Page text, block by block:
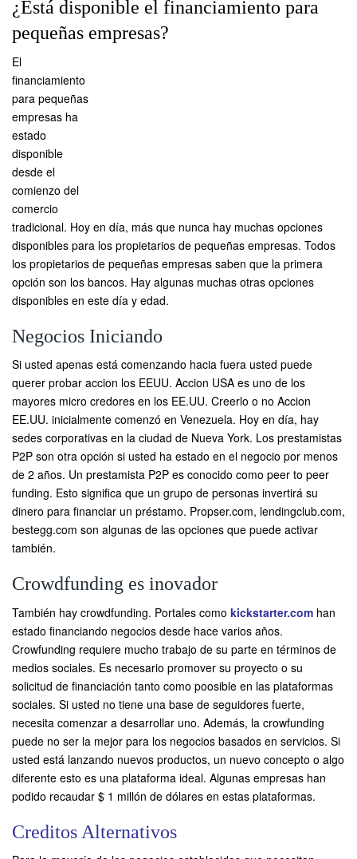
¿Está disponible el financiamiento para
pequeñas empresas?
El
financiamiento
para pequeñas
empresas ha
estado
disponible
desde el
comienzo del
comercio
tradicional. Hoy en día, más que nunca hay muchas opciones
disponibles para los propietarios de pequeñas empresas. Todos
los propietarios de pequeñas empresas saben que la primera
opción son los bancos. Hay algunas muchas otras opciones
disponibles en este día y edad.
Negocios Iniciando
Si usted apenas está comenzando hacia fuera usted puede
querer probar accion los EEUU. Accion USA es uno de los
mayores micro credores en los EE.UU. Creerlo o no Accion
EE.UU. inicialmente comenzó en Venezuela. Hoy en día, hay
sedes corporativas en la ciudad de Nueva York. Los prestamistas
P2P son otra opción si usted ha estado en el negocio por menos
de 2 años. Un prestamista P2P es conocido como peer to peer
funding. Esto significa que un grupo de personas invertirá su
dinero para financiar un préstamo. Propser.com, lendingclub.com,
bestegg.com son algunas de las opciones que puede activar
también.
Crowdfunding es inovador
También hay crowdfunding. Portales como kickstarter.com han
estado financiando negocios desde hace varios años.
Crowfunding requiere mucho trabajo de su parte en términos de
medios sociales. Es necesario promover su proyecto o su
solicitud de financiación tanto como poosible en las plataformas
sociales. Si usted no tiene una base de seguidores fuerte,
necesita comenzar a desarrollar uno. Además, la crowfunding
puede no ser la mejor para los negocios basados ​​en servicios. Si
usted está lanzando nuevos productos, un nuevo concepto o algo
diferente esto es una plataforma ideal. Algunas empresas han
podido recaudar $ 1 millón de dólares en estas plataformas.
Creditos Alternativos